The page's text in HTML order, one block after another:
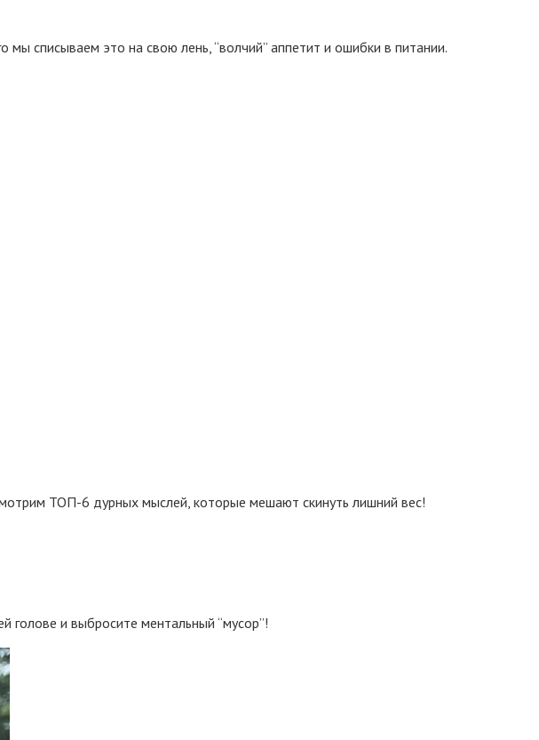
списываем это на свою лень, “волчий” аппетит и ошибки в питании.
ТОП-6 дурных мыслей, которые мешают скинуть лишний вес!
и выбросите ментальный “мусор”!